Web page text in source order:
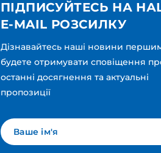
ПІДПИСУЙТЕСЬ НА
E-MAIL РОЗСИЛКУ
Дізнавайтесь наші новини
будете отримувати сповіщення
останні досягнення та актуальні
пропозиції